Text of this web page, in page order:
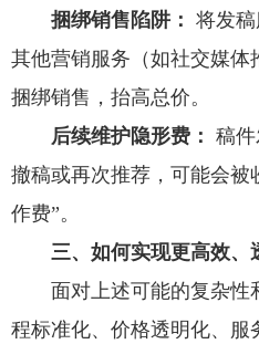
捆绑销售陷阱： 将发
其他营销服务（如社交媒体
捆绑销售，抬高总价。
后续维护隐形费： 稿件
撤稿或再次推荐，可能会被
作费”。
三、如何实现更高效、
面对上述可能的复杂性
程标准化、价格透明化、服